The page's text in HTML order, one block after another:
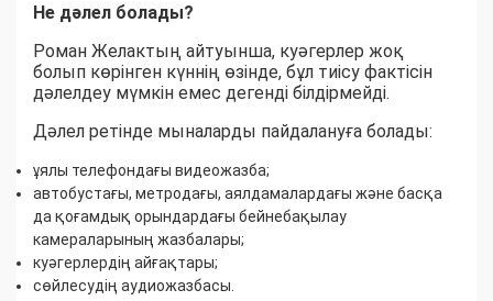
Не дәлел болады?
Роман Желактың айтуынша, куәгерлер жоқ
болып көрінген күннің өзінде, бұл тиісу фактісін
дәлелдеу мүмкін емес дегенді білдірмейді.
Дәлел ретінде мыналарды пайдалануға болады:
ұялы телефондағы видеожазба;
автобустағы, метродағы, аялдамалардағы және басқа
да қоғамдық орындардағы бейнебақылау
камераларының жазбалары;
куәгерлердің айғақтары;
сөйлесудің аудиожазбасы.